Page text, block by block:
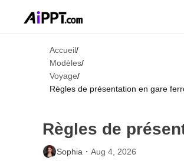
Accueil/
Modèles/
Voyage/
Règles de présentation en gare
Règles de
Sophia・ Aug 4, 2026